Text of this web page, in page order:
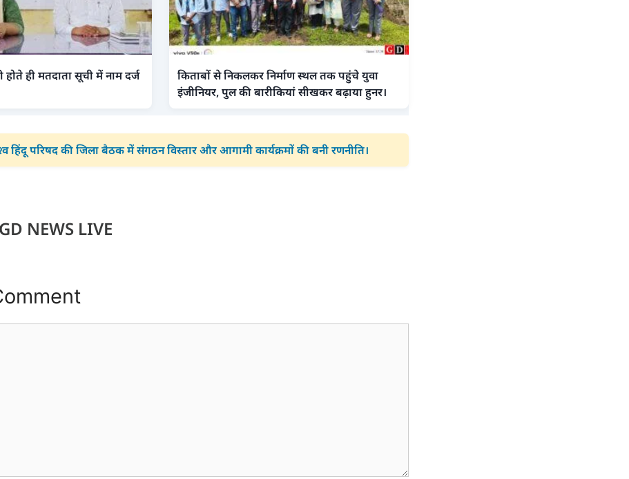
होते ही मतदाता सूची में नाम दर्ज
किताबों से निकलकर निर्माण स्थल तक पहुंचे युवा
इंजीनियर, पुल की बारीकियां सीखकर बढ़ाया हुनर।
हिंदू परिषद की जिला बैठक में संगठन विस्तार और आगामी कार्यक्रमों की बनी रणनीति।
GD NEWS LIVE